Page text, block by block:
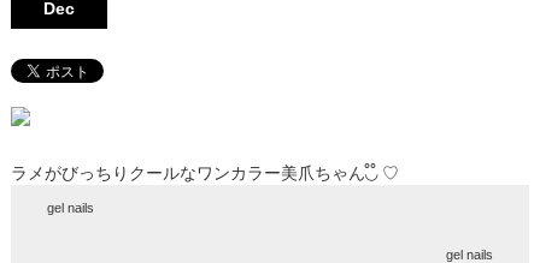
Dec
ラメがびっちりクールなワンカラー美爪ちゃん◟̊◞̊ ♡
gel nails
gel nails